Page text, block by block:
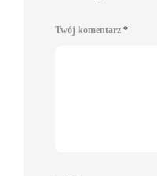
Twój komentarz *